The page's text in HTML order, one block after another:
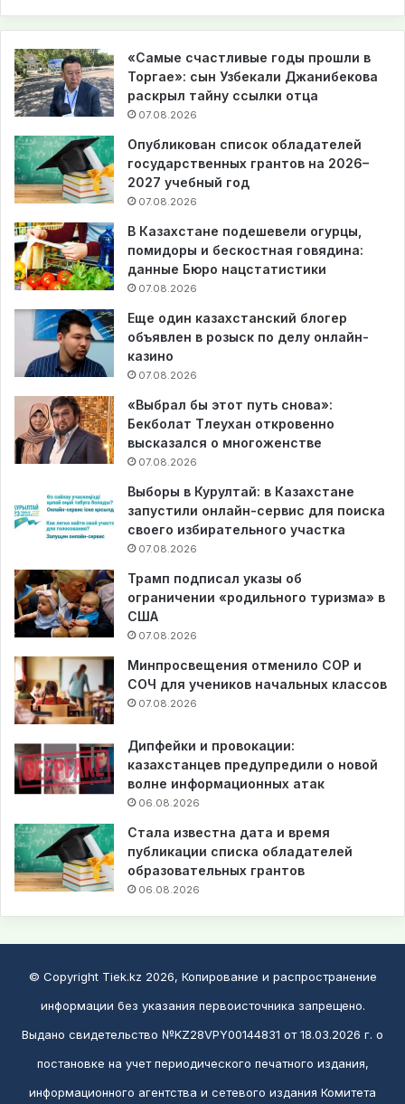
«Самые счастливые годы прошли в
Торгае»: сын Узбекали Джанибекова
раскрыл тайну ссылки отца
07.08.2026
Опубликован список обладателей
государственных грантов на 2026–
2027 учебный год
07.08.2026
В Казахстане подешевели огурцы,
помидоры и бескостная говядина:
данные Бюро нацстатистики
07.08.2026
Еще один казахстанский блогер
объявлен в розыск по делу онлайн-
казино
07.08.2026
«Выбрал бы этот путь снова»:
Бекболат Тлеухан откровенно
высказался о многоженстве
07.08.2026
Выборы в Курултай: в Казахстане
запустили онлайн-сервис для поиска
своего избирательного участка
07.08.2026
Трамп подписал указы об
ограничении «родильного туризма» в
США
07.08.2026
Минпросвещения отменило СОР и
СОЧ для учеников начальных классов
07.08.2026
Дипфейки и провокации:
казахстанцев предупредили о новой
волне информационных атак
06.08.2026
Стала известна дата и время
публикации списка обладателей
образовательных грантов
06.08.2026
© Copyright Tiek.kz 2026, Копирование и распространение
информации без указания первоисточника запрещено.
Выдано свидетельство №KZ28VPY00144831 от 18.03.2026 г. о
постановке на учет периодического печатного издания,
информационного агентства и сетевого издания Комитета